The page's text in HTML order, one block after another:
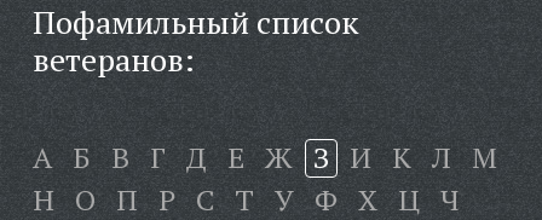
Пофамильный список
ветеранов:
А Б В Г Д Е Ж З И К Л М
Н О П Р С Т У Ф Х Ц Ч